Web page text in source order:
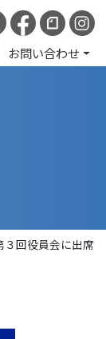
お問い合わせ
回役員会に出席